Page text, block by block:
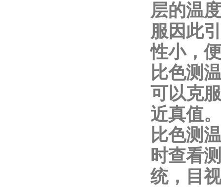
层的温
服因此
性小，
比色测
可以克
近真值。
比色测
时查看
统，目